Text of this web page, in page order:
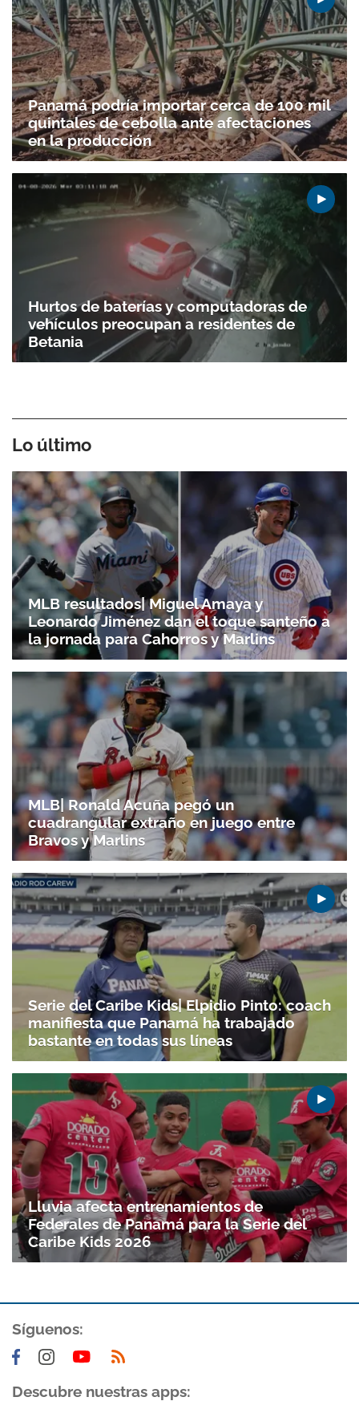
Panamá podría importar cerca de 100 mil
quintales de cebolla ante afectaciones
en la producción
Hurtos de baterías y computadoras de
vehículos preocupan a residentes de
Betania
Lo último
MLB resultados| Miguel Amaya y
Leonardo Jiménez dan el toque santeño a
la jornada para Cahorros y Marlins
MLB| Ronald Acuña pegó un
cuadrangular extraño en juego entre
Bravos y Marlins
Serie del Caribe Kids| Elpidio Pinto: coach
manifiesta que Panamá ha trabajado
bastante en todas sus líneas
Lluvia afecta entrenamientos de
Federales de Panamá para la Serie del
Caribe Kids 2026
Síguenos:
Descubre nuestras apps: